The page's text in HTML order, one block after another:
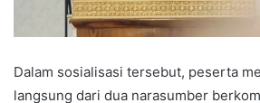
Dalam sosialisasi tersebut, peserta
langsung dari dua narasumber